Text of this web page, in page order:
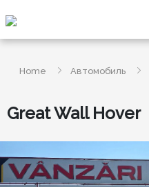
Home Автомобиль
Great Wall Hover